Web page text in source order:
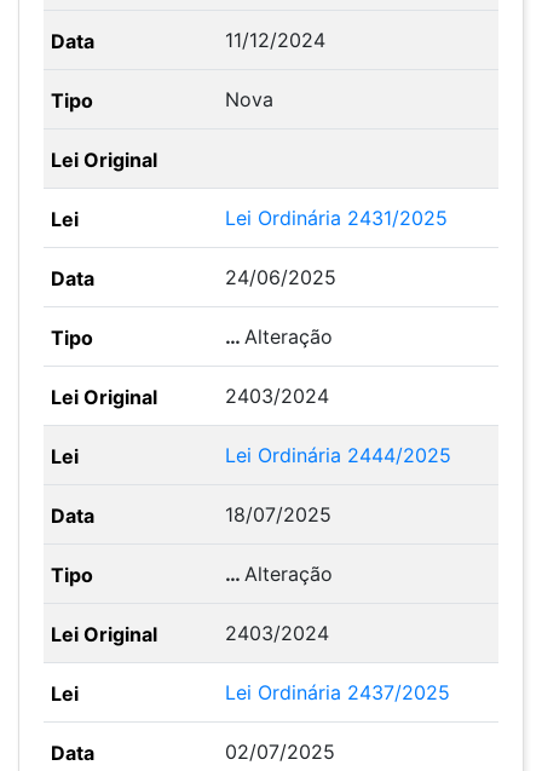
11/12/2024
Nova
Lei Ordinária 2431/2025
24/06/2025
…Alteração
2403/2024
Lei Ordinária 2444/2025
18/07/2025
…Alteração
2403/2024
Lei Ordinária 2437/2025
02/07/2025